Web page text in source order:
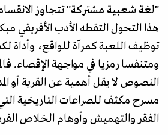
"لغة شعبية مشتركة" تتجاوز
هذا التحول التقطه الأدب الأفريقي
توظيف اللعبة كمرآة للواقع، وأداة
ومتنفسا رمزيا في مواجهة الإقصاء.
النصوص لا يقل أهمية عن القرية أو
مسرح مكثف للصراعات التاريخية
الفقر والتهميش وأوهام الخلاص